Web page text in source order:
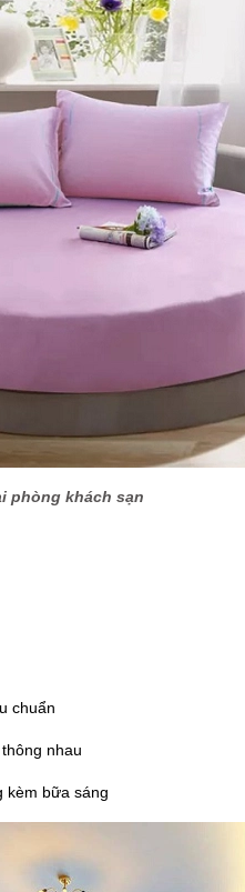
phòng khách sạn
chuẩn
nhau
kèm bữa sáng